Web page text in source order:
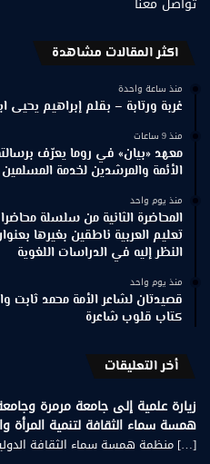
اكثر المقالات مشاهدة
منذ ساعة واحدة
غربة ورتابة – بقلم إبراهيم يحيى
منذ 9 ساعات
معهد «بيان» في روما يعرّف
الأئمة والمرشدين لخدمة
منذ يوم واحد
المحاضرة الثانية من سلسلة
تعليم العربية ناطقين بغيرها
النظر إليه في الدراسات اللغوية
منذ يوم واحد
قصيدتان لشاعر الأمة محمد ثابت
كتاب قلوب شاعرة
أخر التعليقات
همسة سماء الثقافة لتنمية المرأة
[…] منظمة همسة سماء الثقافة